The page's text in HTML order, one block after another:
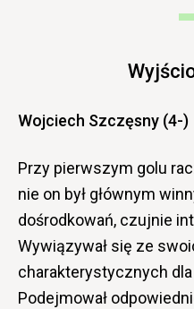
Wojciech Szczęsny (4-)
Przy pierwszym golu
nie on był głównym
dośrodkowań, czujnie
Wywiązywał się ze
charakterystycznych
Podejmował